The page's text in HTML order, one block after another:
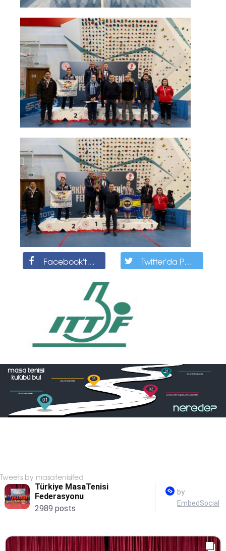
Facebook'ta Paylaş Twitter'da Paylaş
Tweets by masatenisifed